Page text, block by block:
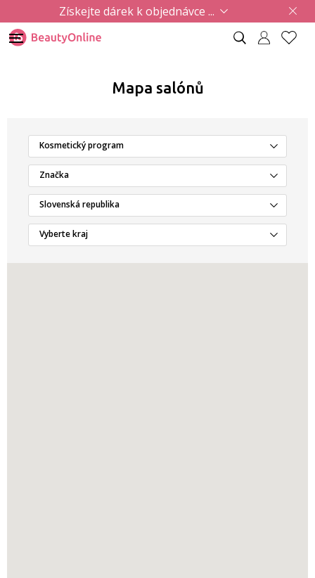
Získejte dárek k objednávce ...
Mapa salónů
Kosmetický program
Značka
Slovenská republika
Vyberte kraj